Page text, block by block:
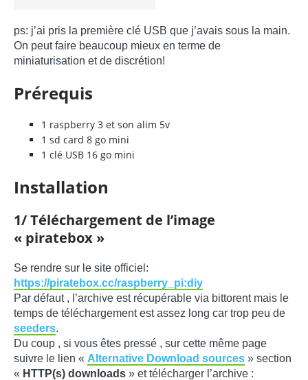
ps: j’ai pris la première clé USB que j’avais sous la main.
On peut faire beaucoup mieux en terme de
miniaturisation et de discrétion!
Prérequis
1 raspberry 3 et son alim 5v
1 sd card 8 go mini
1 clé USB 16 go mini
Installation
1/ Téléchargement de l’image
« piratebox »
Se rendre sur le site officiel:
https://piratebox.cc/raspberry_pi:diy
Par défaut , l’archive est récupérable via bittorent mais le
temps de téléchargement est assez long car trop peu de
seeders.
Du coup , si vous êtes pressé , sur cette même page
suivre le lien « Alternative Download sources » section
« HTTP(s) downloads » et télécharger l’archive :